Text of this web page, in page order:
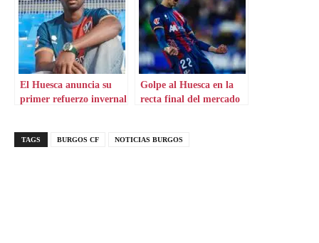
El Huesca anuncia su
primer refuerzo invernal
Golpe al Huesca en la
recta final del mercado
TAGS BURGOS CF NOTICIAS BURGOS